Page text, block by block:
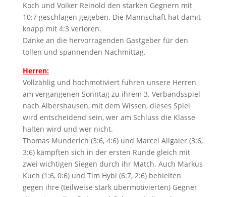
Koch und Volker Reinold den starken Gegnern mit
10:7 geschlagen gegeben. Die Mannschaft hat damit
knapp mit 4:3 verloren.
Danke an die hervorragenden Gastgeber für den
tollen und spannenden Nachmittag.
Herren:
Vollzählig und hochmotiviert fuhren unsere Herren
am vergangenen Sonntag zu ihrem 3. Verbandsspiel
nach Albershausen, mit dem Wissen, dieses Spiel
wird entscheidend sein, wer am Schluss die Klasse
halten wird und wer nicht.
Thomas Munderich (3:6, 4:6) und Marcel Allgaier (3:6,
3:6) kämpften sich in der ersten Runde gleich mit
zwei wichtigen Siegen durch ihr Match. Auch Markus
Kuch (1:6, 0:6) und Tim Hybl (6:7, 2:6) behielten
gegen ihre (teilweise stark übermotivierten) Gegner